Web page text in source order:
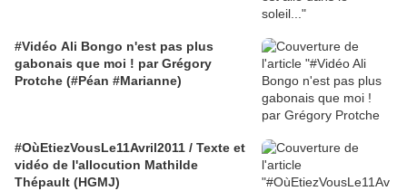
#Vidéo Ali Bongo n'est pas plus
gabonais que moi ! par Grégory
Protche (#Péan #Marianne)
#OùEtiezVousLe11Avril2011 / Texte et
vidéo de l'allocution Mathilde
Thépault (HGMJ)